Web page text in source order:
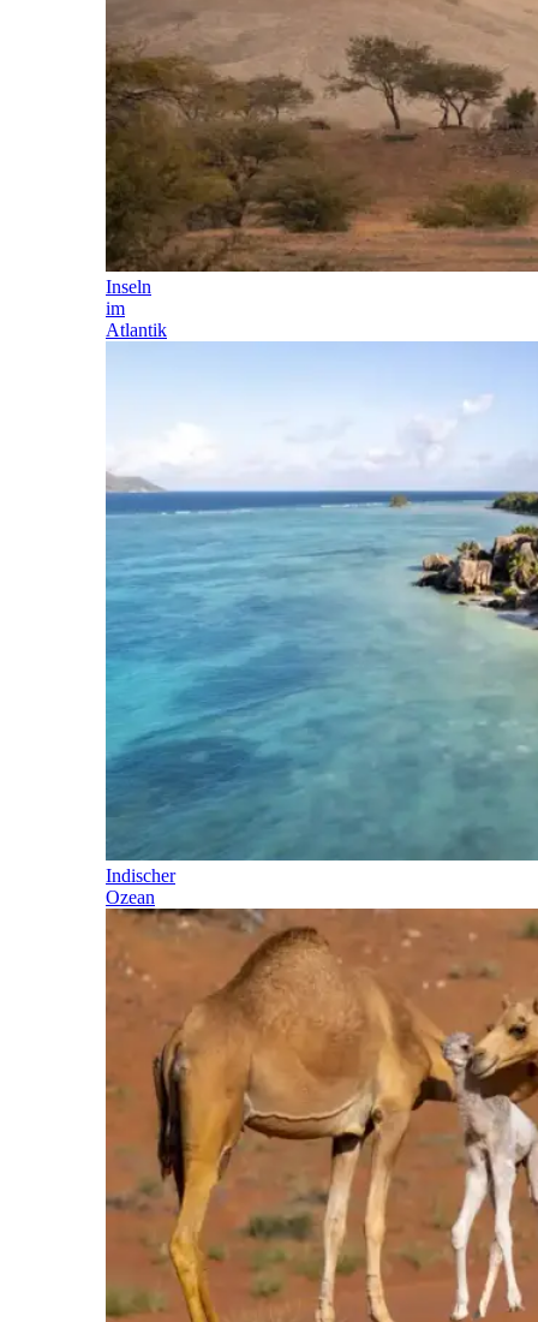
Inseln
im
Atlantik
Indischer
Ozean